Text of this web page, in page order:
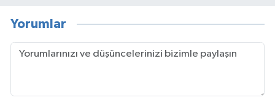
Yorumlar